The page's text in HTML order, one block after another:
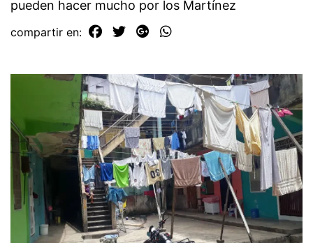
pueden hacer mucho por los Martínez
compartir en: